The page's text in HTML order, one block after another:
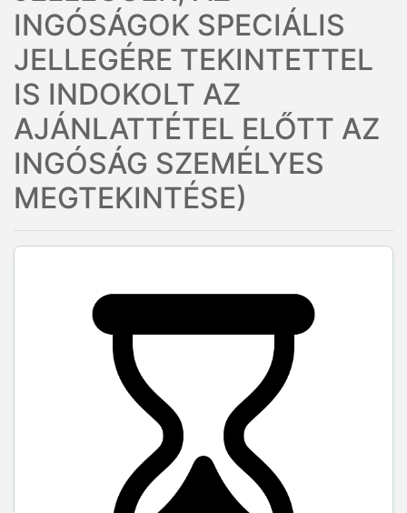
INGÓSÁGOK SPECIÁLIS
JELLEGÉRE TEKINTETTEL
IS INDOKOLT AZ
AJÁNLATTÉTEL ELŐTT AZ
INGÓSÁG SZEMÉLYES
MEGTEKINTÉSE)